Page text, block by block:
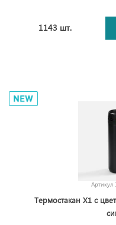
1143 шт.
Артикул
Термостакан X1 с